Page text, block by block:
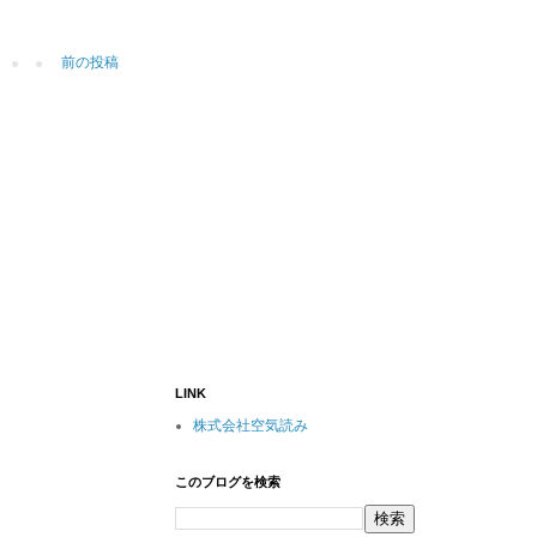
前の投稿
LINK
株式会社空気読み
このブログを検索